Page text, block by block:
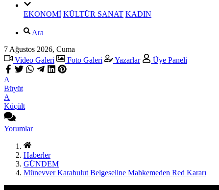
EKONOMİ KÜLTÜR SANAT KADIN
Ara
7 Ağustos 2026, Cuma
Video Galeri
Foto Galeri Yazarlar Üye Paneli
A
Büyüt
A
Küçült
Yorumlar
Haberler
GÜNDEM
Münevver Karabulut Belgeseline Mahkemeden Red Kararı